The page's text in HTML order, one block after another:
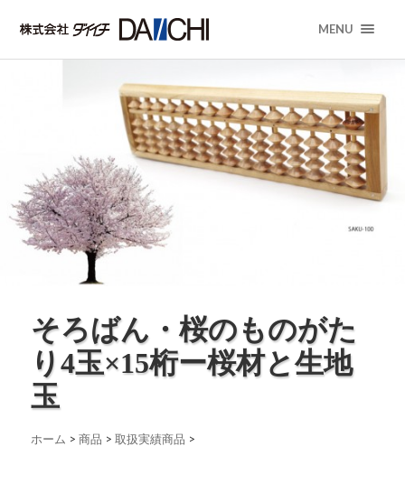
MENU
そろばん・桜のものがた
り4玉×15桁ー桜材と生地
玉
ホーム > 商品 > 取扱実績商品 >